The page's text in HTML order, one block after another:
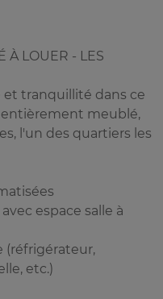
À LOUER - LES
et tranquillité dans ce
meublé,
l'un des quartiers les
espace salle à
(réfrigérateur,
etc.)